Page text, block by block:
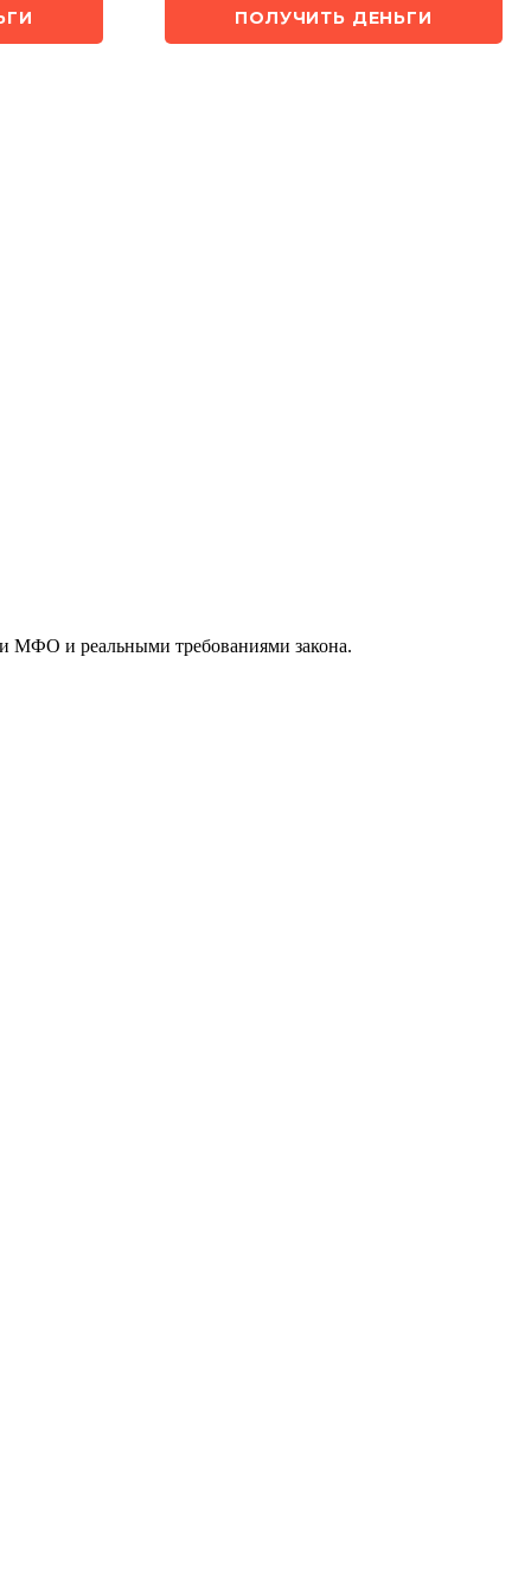
ПОЛУЧИТЬ ДЕНЬГИ
МФО и реальными требованиями закона.